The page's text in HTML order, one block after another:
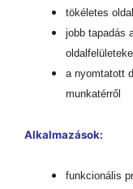
tökéletes
jobb tapadás
a nyomtatott
munkatérről
Alkalmazások:
funkcionális